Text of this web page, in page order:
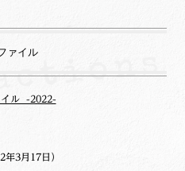
ァイル
イル -2022-
年3月17日）